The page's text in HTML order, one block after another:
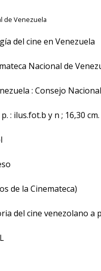
de Venezuela
del cine en Venezuela
Nacional de
: Consejo
: ilus.fot.b y n ; 16,30 cm.
de la Cinemateca)
del cine venezolano a